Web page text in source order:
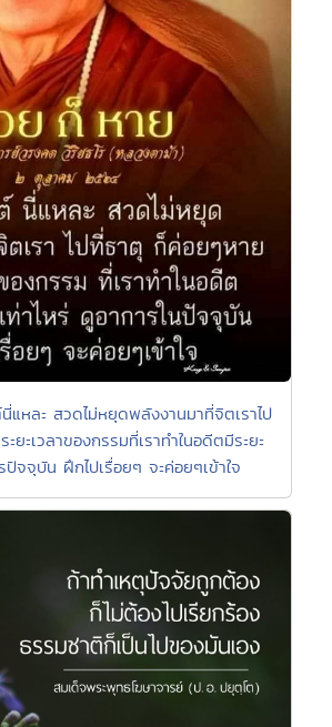
หละ สวดไม่หยุดพลังงานมาที่จิตเราไป
ะเวลาของกรรมที่เราทำในอดีตมีระยะ
ปัจจุบัน ฝึกไปเรื่อยๆ จะค่อยๆเข้าใจ